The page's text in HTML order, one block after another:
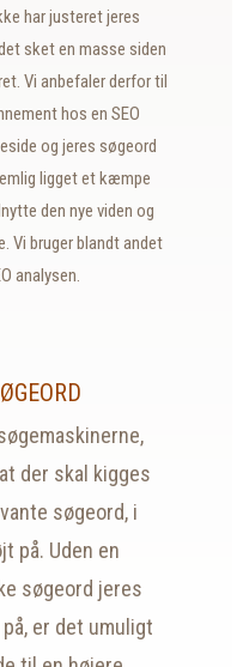
har justeret jeres
sket en masse siden
Vi anbefaler derfor til
hos en SEO
og jeres søgeord
ligget et kæmpe
den nye viden og
Vi bruger blandt andet
analysen.
der skal kigges
søgeord, i
på. Uden en
søgeord jeres
er det umuligt